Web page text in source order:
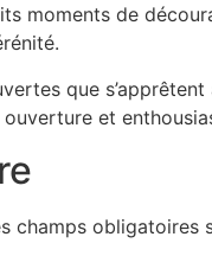
moments de
que
et
champs obligatoires